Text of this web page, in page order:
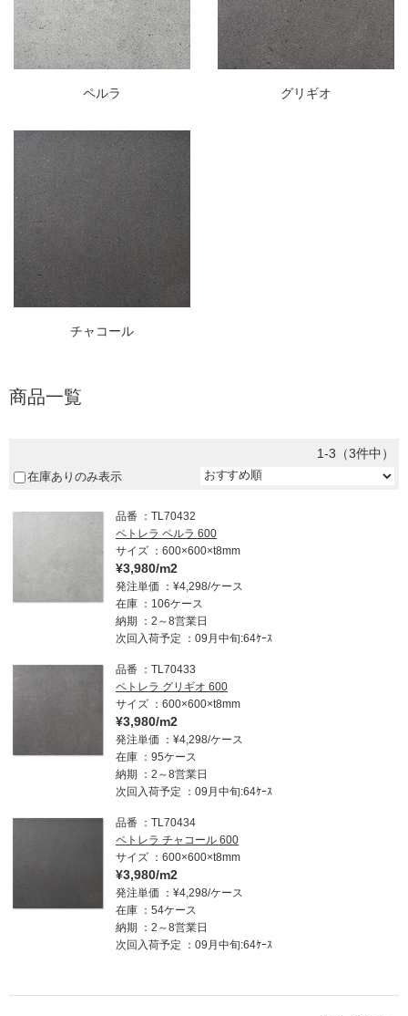
ペルラ グリギオ
チャコール
商品一覧
1-3（3件中）
在庫ありのみ表示
品番
TL70432
ペトレラ ペルラ 600
サイズ
600×600×t8mm
¥3,980/m2
発注単価
¥4,298/ケース
在庫
106ケース
納期
2～8営業日
次回入荷予定
09月中旬:64ｹｰｽ
品番
TL70433
ペトレラ グリギオ 600
サイズ
600×600×t8mm
¥3,980/m2
発注単価
¥4,298/ケース
在庫
95ケース
納期
2～8営業日
次回入荷予定
09月中旬:64ｹｰｽ
品番
TL70434
ペトレラ チャコール 600
サイズ
600×600×t8mm
¥3,980/m2
発注単価
¥4,298/ケース
在庫
54ケース
納期
2～8営業日
次回入荷予定
09月中旬:64ｹｰｽ